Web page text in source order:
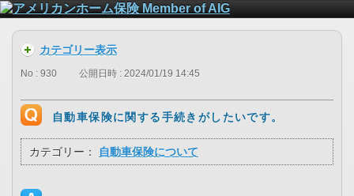
カテゴリー表示
No : 930 公開日時 : 2024/01/19 14:45
自動車保険に関する手続きがしたいです。
カテゴリー： 自動車保険について